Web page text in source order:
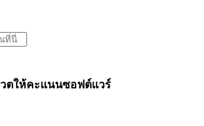
ตให้คะแนนซอฟต์แวร์